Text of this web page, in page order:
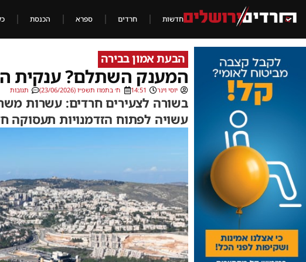
חדשות חרדים ספרא הכנסת
הבעת אמון בבירה
המענק השתלם? ענקית
יוסי וינר 14:51 ח׳ בתמוז תשפ״ו (23/06/2026) תגובות
בשורה לצעירים חרדים: עשרות
עשויה לפתוח הזדמנויות תעסוקה